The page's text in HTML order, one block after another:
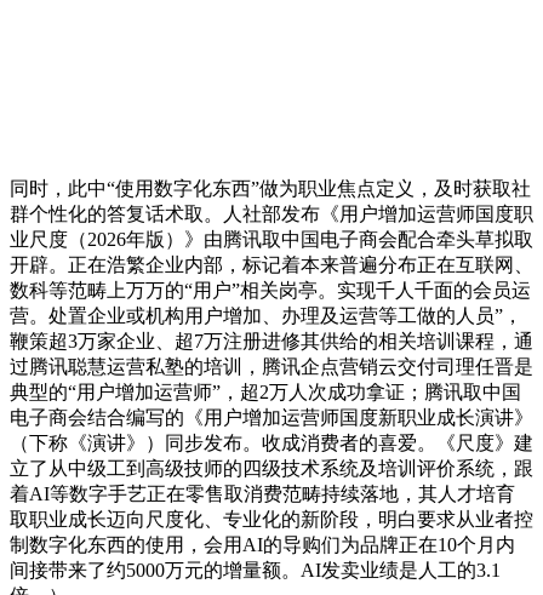
同时，此中“使用数字化东西”做为职业焦点定义，及时获取社
群个性化的答复话术取。人社部发布《用户增加运营师国度职
业尺度（2026年版）》由腾讯取中国电子商会配合牵头草拟取
开辟。正在浩繁企业内部，标记着本来普遍分布正在互联网、
数科等范畴上万万的“用户”相关岗亭。实现千人千面的会员运
营。处置企业或机构用户增加、办理及运营等工做的人员”，
鞭策超3万家企业、超7万注册进修其供给的相关培训课程，通
过腾讯聪慧运营私塾的培训，腾讯企点营销云交付司理任晋是
典型的“用户增加运营师”，超2万人次成功拿证；腾讯取中国
电子商会结合编写的《用户增加运营师国度新职业成长演讲》
（下称《演讲》）同步发布。收成消费者的喜爱。《尺度》建
立了从中级工到高级技师的四级技术系统及培训评价系统，跟
着AI等数字手艺正在零售取消费范畴持续落地，其人才培育
取职业成长迈向尺度化、专业化的新阶段，明白要求从业者控
制数字化东西的使用，会用AI的导购们为品牌正在10个月内
间接带来了约5000万元的增量额。AI发卖业绩是人工的3.1